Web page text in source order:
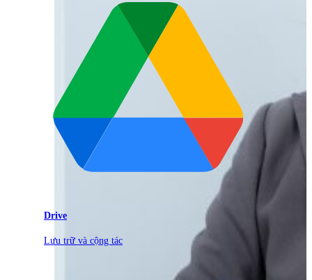
Drive
Lưu trữ và cộng tác